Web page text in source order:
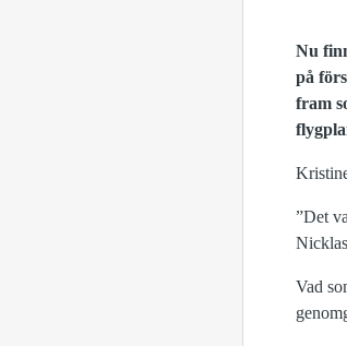
Nu
på
fram
”Det
Vad